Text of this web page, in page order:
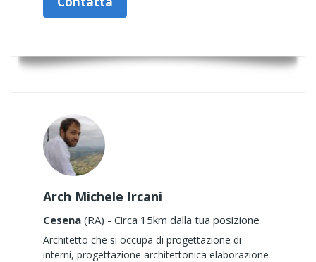
Arch Michele Ircani
Cesena (RA) - Circa 15km dalla tua posizione
Architetto che si occupa di progettazione di
interni, progettazione architettonica elaborazione